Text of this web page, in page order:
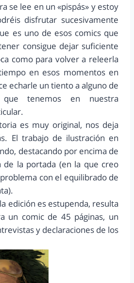
se lee en un «pispás» y estoy
disfrutar sucesivamente
es uno de esos comics que
consigue dejar suficiente
como para volver a releerla
en esos momentos en
echarle un tiento a alguno de
que tenemos en nuestra
es muy original, nos deja
El trabajo de ilustración en
destacando por encima de
de la portada (en la que creo
con el equilibrado de
edición es estupenda, resulta
un comic de 45 páginas, un
y declaraciones de los